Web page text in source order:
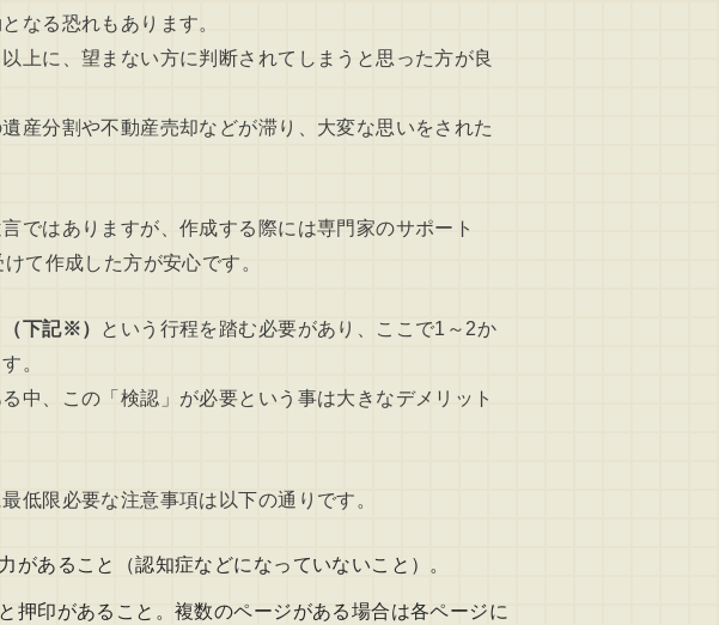
なる恐れもあります。
上に、望まない方に判断されてしまうと思った方が良
産分割や不動産売却などが滞り、大変な思いをされた
ではありますが、作成する際には専門家のサポート
て作成した方が安心です。
（下記※） という行程を踏む必要があり、ここで1～2か
。
中、この「検認」が必要という事は大きなデメリット
低限必要な注意事項は以下の通りです。
があること（認知症などになっていないこと）。
押印があること。複数のページがある場合は各ページに